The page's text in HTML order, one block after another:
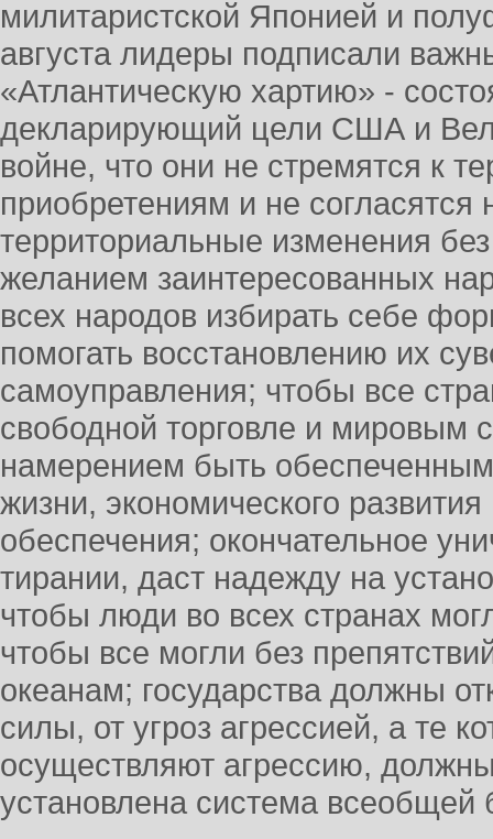
милитаристской Японией и
августа лидеры подписали
«Атлантическую хартию» -
декларирующий цели США и
войне, что они не стремятся к
приобретениям и не согласятся
территориальные изменения
желанием заинтересованных
всех народов избирать себе
помогать восстановлению их
самоуправления; чтобы все
свободной торговле и мировым
намерением быть
жизни, экономического
обеспечения; окончательное
тирании, даст надежду на
чтобы люди во всех странах
чтобы все могли без
океанам; государства должны
силы, от угроз агрессией, а те
осуществляют агрессию,
установлена система всеобщей